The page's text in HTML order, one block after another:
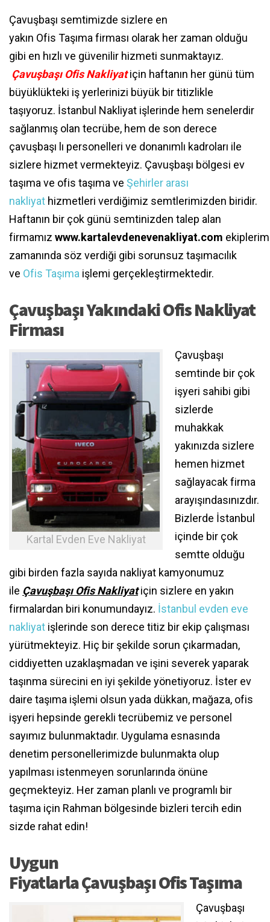
Çavuşbaşı semtimizde sizlere en
yakın Ofis Taşıma firması olarak her zaman olduğu
gibi en hızlı ve güvenilir hizmeti sunmaktayız.
Çavuşbaşı Ofis Nakliyatiçin haftanın her günü tüm
büyüklükteki iş yerlerinizi büyük bir titizlikle
taşıyoruz. İstanbul Nakliyat işlerinde hem senelerdir
sağlanmış olan tecrübe, hem de son derece
çavuşbaşı lı personelleri ve donanımlı kadroları ile
sizlere hizmet vermekteyiz. Çavuşbaşı bölgesi ev
taşıma ve ofis taşıma ve Şehirler arası
nakliyat hizmetleri verdiğimiz semtlerimizden biridir.
Haftanın bir çok günü semtinizden talep alan
firmamız www.kartalevdenevenakliyat.com
zamanında söz verdiği gibi sorunsuz taşımacılık
ve Ofis Taşıma işlemi gerçekleştirmektedir.
Çavuşbaşı Yakındaki Ofis Nakliyat
Firması
Kartal Evden Eve Nakliyat
Çavuşbaşı
semtinde bir çok
işyeri sahibi gibi
sizlerde
muhakkak
yakınızda sizlere
hemen hizmet
sağlayacak firma
arayışındasınızdır.
Bizlerde İstanbul
içinde bir çok
semtte olduğu
gibi birden fazla sayıda nakliyat kamyonumuz
ile Çavuşbaşı Ofis Nakliyatiçin sizlere en yakın
firmalardan biri konumundayız. İstanbul evden eve
nakliyat işlerinde son derece titiz bir ekip çalışması
yürütmekteyiz. Hiç bir şekilde sorun çıkarmadan,
ciddiyetten uzaklaşmadan ve işini severek yaparak
taşınma sürecini en iyi şekilde yönetiyoruz. İster ev
daire taşıma işlemi olsun yada dükkan, mağaza, ofis
işyeri hepsinde gerekli tecrübemiz ve personel
sayımız bulunmaktadır. Uygulama esnasında
denetim personellerimizde bulunmakta olup
yapılması istenmeyen sorunlarında önüne
geçmekteyiz. Her zaman planlı ve programlı bir
taşıma için Rahman bölgesinde bizleri tercih edin
sizde rahat edin!
Uygun
Fiyatlarla Çavuşbaşı Ofis Taşıma
Çavuşbaşı